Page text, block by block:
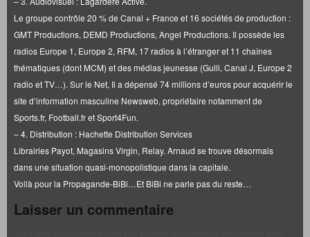
Le groupe contrôle 20 % de Canal + France et 16 sociétés de production :
GMT Productions, DEMD Productions, Angel Productions. Il possède les
radios Europe 1, Europe 2, RFM, 17 radios à l’étranger et 11 chaînes
thématiques (dont MCM) et des médias jeunesse (Gulli, Canal J, Europe 2
radio et TV…). Sur le Net, Il a dépensé 74 millions d’euros pour acquérir le
site d’information masculine Newsweb, propriétaire notamment de
Sports.fr, Football.fr et Sport4Fun.
– 4. Distribution : Hachette Distribution Services
Librairies Payot, Magasins Virgin, Relay. Arnaud se trouve désormais
dans une situation quasi-monopolistique dans la capitale.
Voilà pour la Propagande-BiBi…Et BiBi ne parle pas du reste…
Laisser un commentaire